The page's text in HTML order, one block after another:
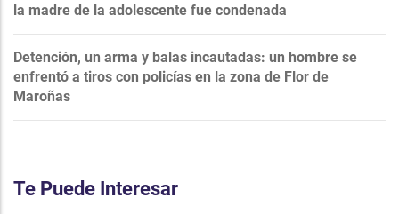
la madre de la adolescente fue condenada
Detención, un arma y balas incautadas: un hombre se
enfrentó a tiros con policías en la zona de Flor de
Maroñas
Te Puede Interesar